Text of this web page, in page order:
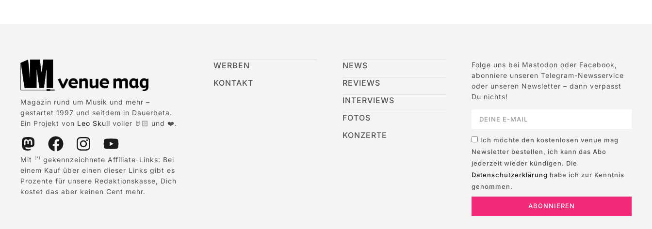
Magazin rund um Musik und mehr –
gestartet 1997 und seitdem in Dauerbeta.
Ein Projekt von Leo Skull voller 🤘🏻 und ❤️.
Mit (*)
gekennzeichnete Affiliate-Links: Bei
einem Kauf über einen dieser Links gibt es
Prozente für unsere Redaktionskasse, Dich
kostet das aber keinen Cent mehr.
WERBEN
KONTAKT
NEWS
REVIEWS
INTERVIEWS
FOTOS
KONZERTE
Folge uns bei Mastodon oder Facebook,
abonniere unseren Telegram-Newsservice
oder unseren Newsletter – dann verpasst
Du nichts!
Ich möchte den kostenlosen venue mag
Newsletter bestellen, ich kann das Abo
jederzeit wieder kündigen. Die
Datenschutzerklärung habe ich zur Kenntnis
genommen.
ABONNIEREN